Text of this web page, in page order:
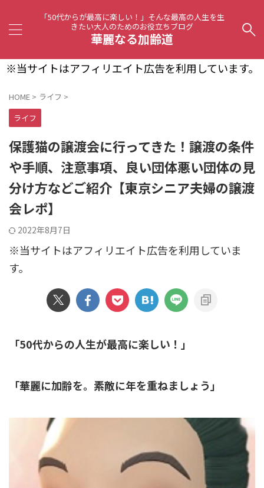
「50代からが最高に楽しい！」そんな最高の人生を生
きたい大人のためのお役立ちブログ
華麗なる加齢道
※当サイトはアフィリエイト広告を利用しています。
HOME > ライフ >
ライフ
保護猫の譲渡会に行ってきた！譲渡の条件
や手順、注意事項、良い団体悪い団体の見
分け方などご紹介【東京シニア夫婦の譲渡
会レポ】
2022年8月7日
※当サイトはアフィリエイト広告を利用していま
す。
「50代からの人生が最高に楽しい！」
「華麗に加齢を。素敵に年を重ねましょう」